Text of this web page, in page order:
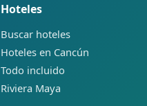
Hoteles
Buscar hoteles
Hoteles en Cancún
Todo incluido
Riviera Maya